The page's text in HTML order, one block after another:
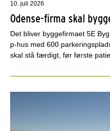
10. juli 2026
Odense-firma skal
Det bliver byggefirmaet 5E
p-hus med 600
skal stå færdigt, før første